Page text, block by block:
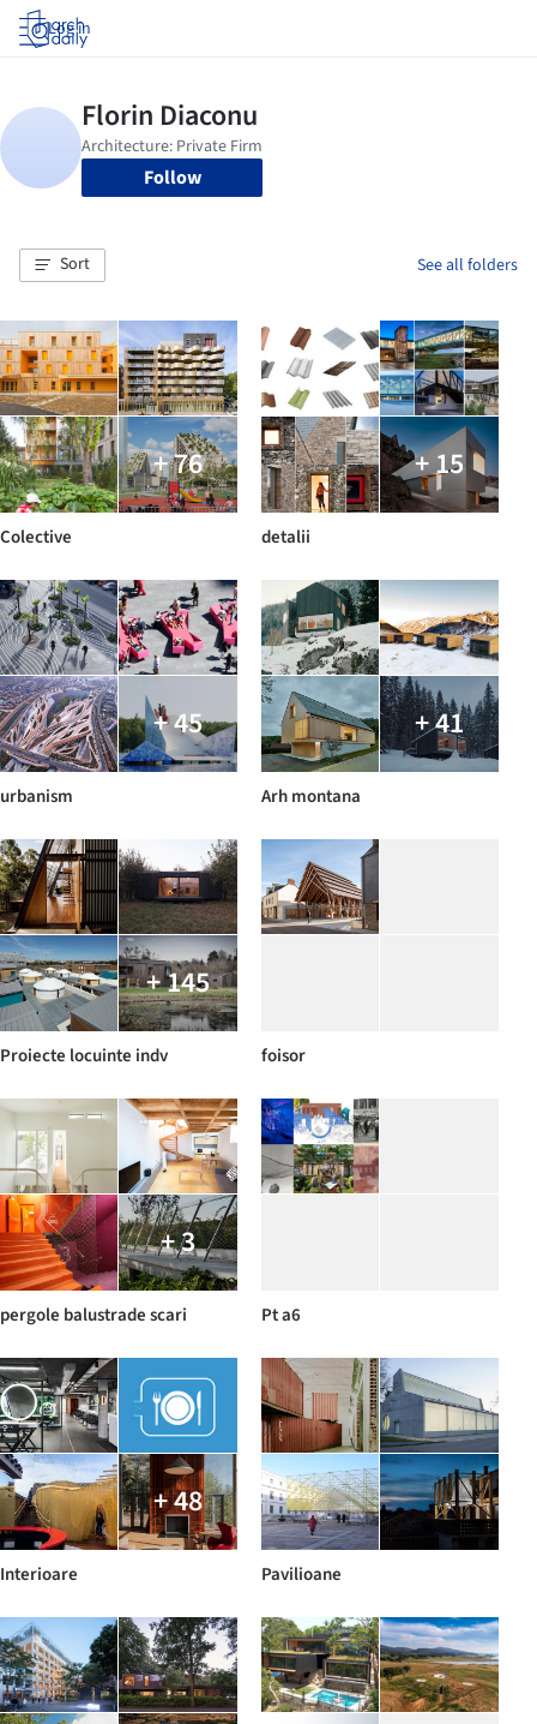
Log in
Follow
Sort See all folders
+ 76
Colective
+ 15
detalii
+ 45
urbanism
+ 41
Arh montana
+ 145
Proiecte locuinte indv foisor
+ 3
pergole balustrade scari Pt a6
+ 48
Interioare Pavilioane